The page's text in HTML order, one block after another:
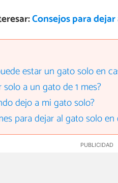
Consejos para
estar un gato solo en
solo a un gato de 1 mes?
dejo a mi gato solo?
para dejar al gato solo en